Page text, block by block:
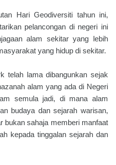
Hari Geodiversiti tahun ini,
pelancongan di negeri ini
alam sekitar yang lebih
yang hidup di sekitar.
telah lama dibangunkan sejak
alam yang ada di Negeri
semula jadi, di mana alam
budaya dan sejarah warisan,
bukan sahaja memberi manfaat
kepada tinggalan sejarah dan